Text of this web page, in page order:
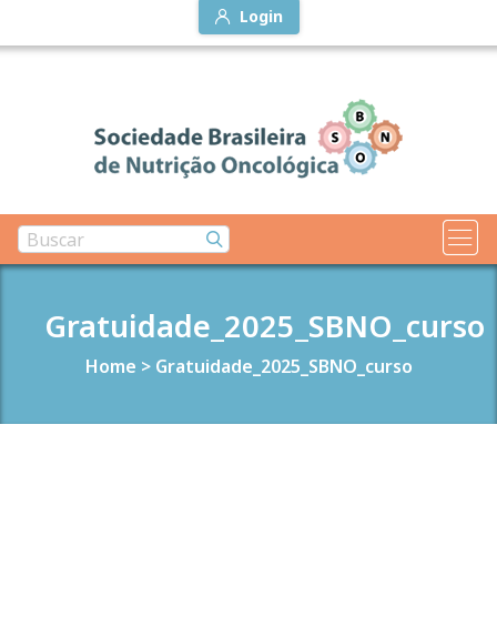
Login
Gratuidade_2025_SBNO_curso
Home > Gratuidade_2025_SBNO_curso